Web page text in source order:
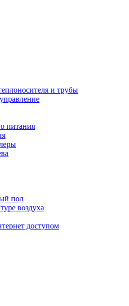
и трубы
питания
пол
воздуха
доступом